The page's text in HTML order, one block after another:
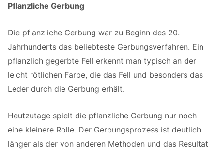
Pflanzliche Gerbung
Die pflanzliche Gerbung war zu Beginn des 20.
Jahrhunderts das beliebteste Gerbungsverfahren. Ein
pflanzlich gegerbte Fell erkennt man typisch an der
leicht rötlichen Farbe, die das Fell und besonders das
Leder durch die Gerbung erhält.
Heutzutage spielt die pflanzliche Gerbung nur noch
eine kleinere Rolle. Der Gerbungsprozess ist deutlich
länger als der von anderen Methoden und das Resultat